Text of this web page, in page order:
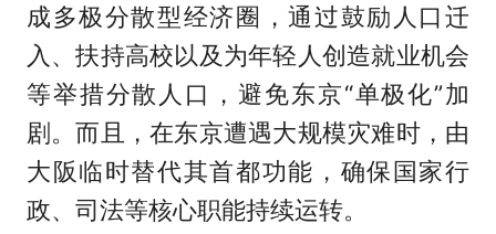
成多极分散型经济圈，通过鼓励人口迁
入、扶持高校以及为年轻人创造就业机会
等举措分散人口，避免东京“单极化”加
剧。而且，在东京遭遇大规模灾难时，由
大阪临时替代其首都功能，确保国家行
政、司法等核心职能持续运转。